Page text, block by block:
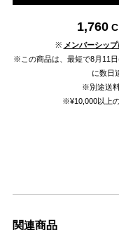
1,760
※ メンバーシッ
※この商品は、最短で8月11
に数日
※別途送料
※¥10,000以上
関連商品